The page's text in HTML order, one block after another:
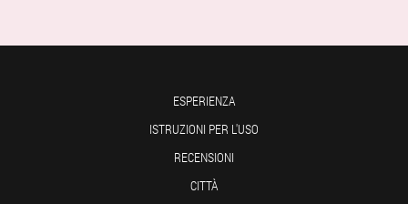
ESPERIENZA
ISTRUZIONI PER L'USO
RECENSIONI
CITTÀ